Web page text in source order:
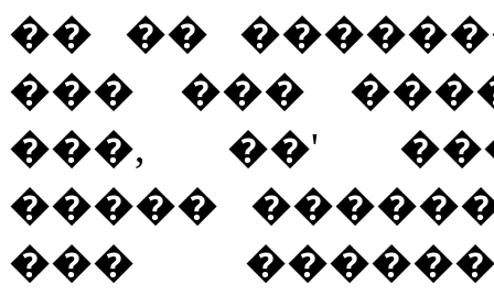
�� ��
��� ���
���, ��'
�����
���